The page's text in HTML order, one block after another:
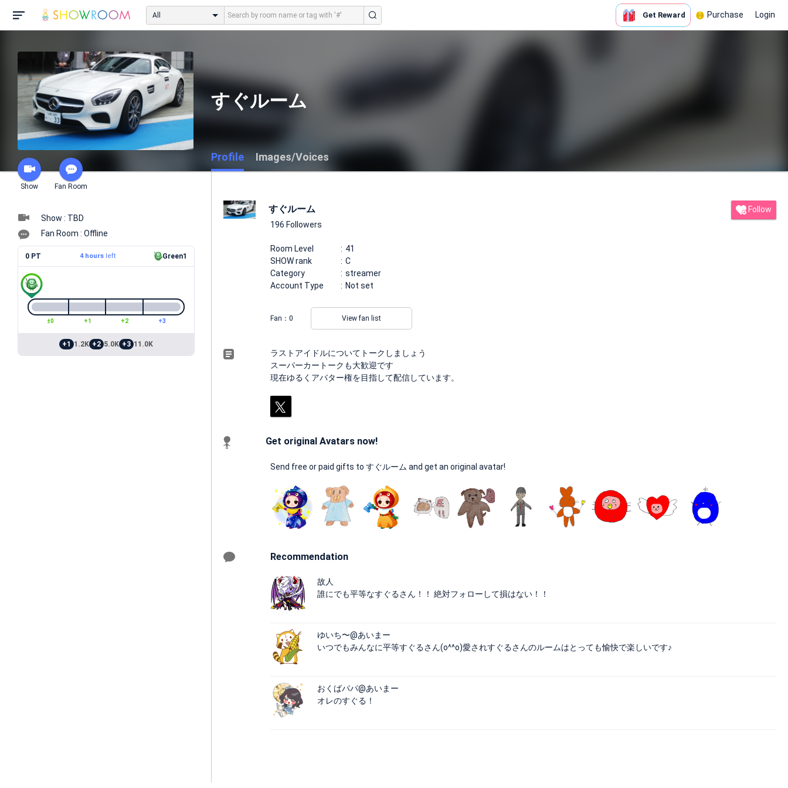
All Get Reward Purchase Login
Show Fan Room
すぐルーム
Profile Images/Voices
Show : TBD
Fan Room : Offline
0 PT 4 hoursleft Green1
±0 +1 +2 +3
+1 1.2K +2 5.0K +3 11.0K
すぐルーム
196 Followers
Follow
Room Level
41
SHOW rank
C
Category
streamer
Account Type
Not set
Fan： 0 View fan list
ラストアイドルについてトークしましょう
スーパーカートークも大歓迎です
現在ゆるくアバター権を目指して配信しています。
Get original Avatars now!
Send free or paid gifts to すぐルーム and get an original avatar!
Recommendation
故人
誰にでも平等なすぐるさん！！ 絶対フォローして損はない！！
ゆいち〜@あいまー
いつでもみんなに平等すぐるさん(o^^o)愛されすぐるさんのルームはとっても愉快で楽しいです♪
おくばパパ@あいまー
オレのすぐる！